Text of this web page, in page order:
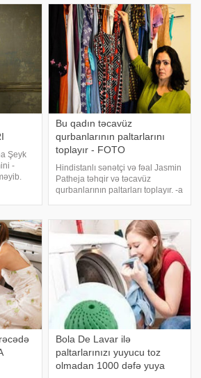
mahnısını İnstaqramında
paylaşıb. İzləyicilər paylaşıma
ifaçının Röyaya söz atdığın
Şeyk
-
Bu qadın təcavüz
qurbanlarının paltarlarını
toplayır - FOTO
Hindistanlı sənətçi və fəal Jasmin
Patheja təhqir və təcavüz
qurbanlarının paltarları toplayır. -a
geyimləri üzündən təcavüzə
məruz qalırlar. "Qurbanlar
Bola De Lavar ilə
paltarlarınızı yuyucu toz
olmadan 1000 dəfə yuya